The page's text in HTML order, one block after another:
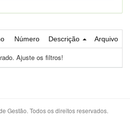
Número Descrição Arquivo
Ajuste os filtros!
Gestão. Todos os direitos reservados.